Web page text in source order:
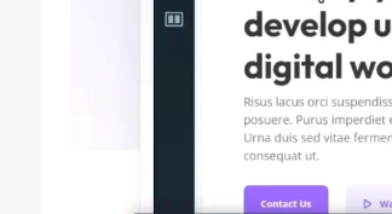
Window
Transparency
Font Size